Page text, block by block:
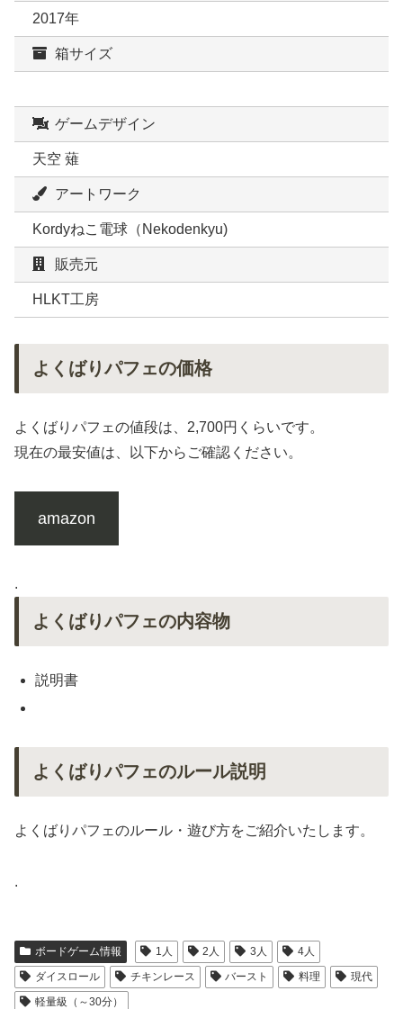
2017年
箱サイズ
ゲームデザイン
天空 薙
アートワーク
Kordyねこ電球（Nekodenkyu)
販売元
HLKT工房
よくばりパフェの価格
よくばりパフェの値段は、2,700円くらいです。
現在の最安値は、以下からご確認ください。
amazon
.
よくばりパフェの内容物
説明書
よくばりパフェのルール説明
よくばりパフェのルール・遊び方をご紹介いたします。
.
ボードゲーム情報 1人 2人 3人
4人
ダイスロール
チキンレース バースト 料理
現代
軽量級（～30分）